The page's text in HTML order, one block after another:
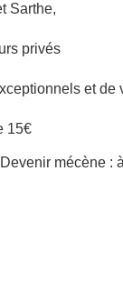
Sarthe,
privés
et
15€
Devenir mécène :